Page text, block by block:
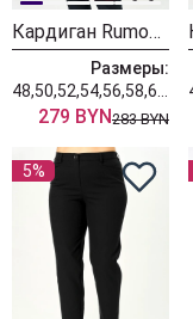
Кардиган Rumoda 2019 бордовый
Размеры:
279 BYN283 BYN
5%